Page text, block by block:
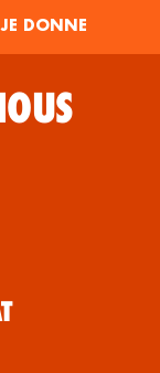
JE DONNE